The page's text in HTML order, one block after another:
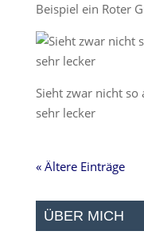
Beispiel ein Roter
Sieht zwar nicht
sehr lecker
« Ältere Einträge
ÜBER MICH